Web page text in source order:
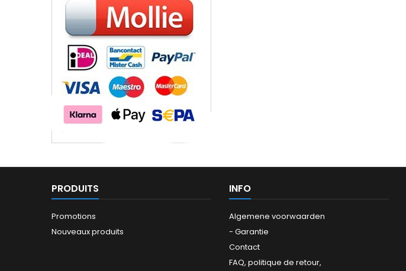
PRODUITS
Promotions
Nouveaux produits
INFO
Algemene voorwaarden
- Garantie
Contact
FAQ, politique de retour,